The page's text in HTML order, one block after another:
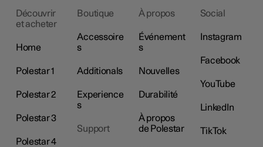
Découvrir
et acheter
Home
Polestar 1
Polestar 2
Polestar 3
Polestar 4
Boutique
Accessoire
s
Additionals
Experience
s
Support
À propos
Événement
s
Nouvelles
Durabilité
À propos
de Polestar
Social
Instagram
Facebook
YouTube
LinkedIn
TikTok